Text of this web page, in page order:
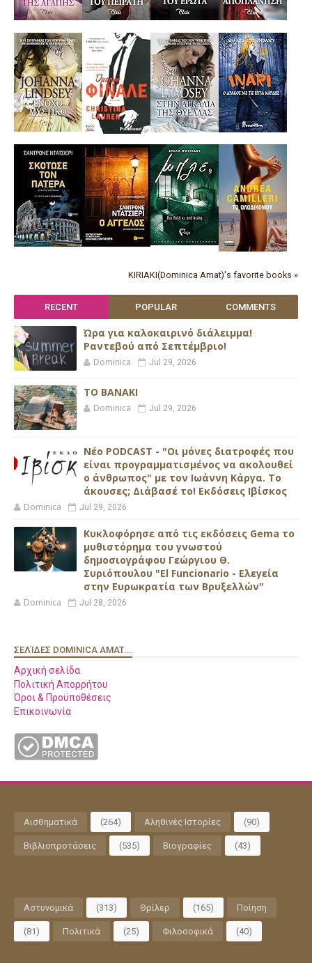
KIRIAKI(Dominica Amat)'s favorite books »
RECENT POPULAR COMMENTS
Ώρα για καλοκαιρινό διάλειμμα!
Ραντεβού από Σεπτέμβριο!
Dominica Jul 29, 2026
ΤΟ ΒΑΝΑΚΙ
Dominica Jul 29, 2026
Νέο PODCAST - "Οι μόνες διατροφές που
είναι προγραμματισμένος να ακολουθεί
ο άνθρωπος" με τον Ιωάννη Κάργα. Το
άκουσες; Διάβασέ το! Εκδόσεις Ιβίσκος
Dominica Jul 29, 2026
Κυκλοφόρησε από τις εκδόσεις Gema το
μυθιστόρημα του γνωστού
δημοσιογράφου Γεώργιου Θ.
Συριόπουλου "El Funcionario - Ελεγεία
στην Ευρωκρατία των Βρυξελλών"
Dominica Jul 28, 2026
ΣΕΛΊΔΕΣ DOMINICA AMAT...
Αρχική σελίδα
Πολιτική Απορρήτου
Όροι & Προϋποθέσεις
Επικοινωνία
Αισθηματικά (264) Αληθινές Ιστορίες (90)
Βιβλιοπροτάσεις (535) Βιογραφίες (43)
Αστυνομικά (313) Θρίλερ (165) Ποίηση
(81) Πολιτικά (25) Φιλοσοφικά (40)